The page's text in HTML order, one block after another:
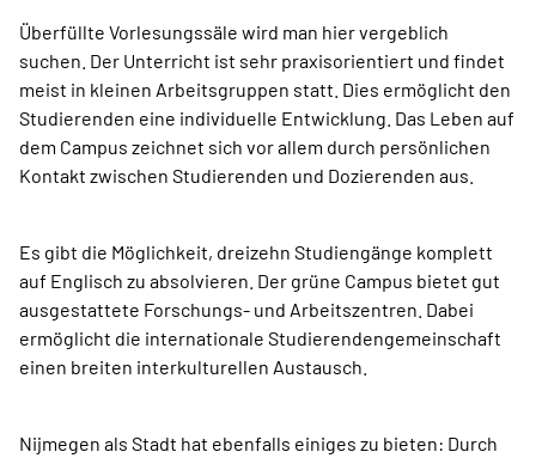
Überfüllte Vorlesungssäle wird man hier vergeblich
suchen. Der Unterricht ist sehr praxisorientiert und findet
meist in kleinen Arbeitsgruppen statt. Dies ermöglicht den
Studierenden eine individuelle Entwicklung. Das Leben auf
dem Campus zeichnet sich vor allem durch persönlichen
Kontakt zwischen Studierenden und Dozierenden aus.
Es gibt die Möglichkeit, dreizehn Studiengänge komplett
auf Englisch zu absolvieren. Der grüne Campus bietet gut
ausgestattete Forschungs- und Arbeitszentren. Dabei
ermöglicht die internationale Studierendengemeinschaft
einen breiten interkulturellen Austausch.
Nijmegen als Stadt hat ebenfalls einiges zu bieten: Durch